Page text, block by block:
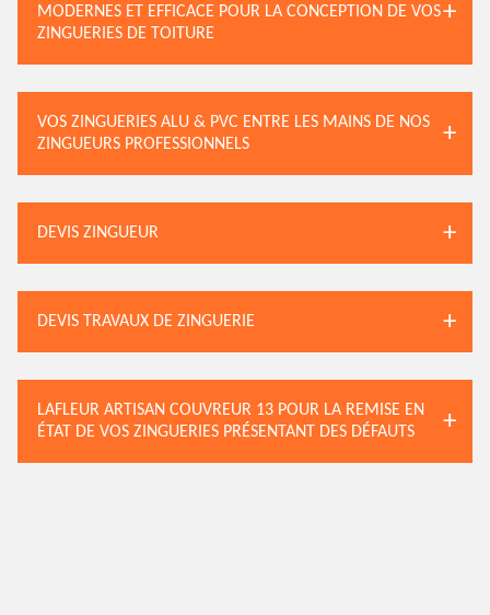
MODERNES ET EFFICACE POUR LA CONCEPTION DE VOS
ZINGUERIES DE TOITURE
VOS ZINGUERIES ALU & PVC ENTRE LES MAINS DE NOS
ZINGUEURS PROFESSIONNELS
DEVIS ZINGUEUR
DEVIS TRAVAUX DE ZINGUERIE
LAFLEUR ARTISAN COUVREUR 13 POUR LA REMISE EN
ÉTAT DE VOS ZINGUERIES PRÉSENTANT DES DÉFAUTS